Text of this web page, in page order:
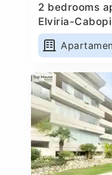
2 bedrooms
Elviria-